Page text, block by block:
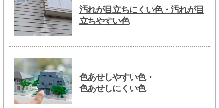
汚れが目立ちにくい色・汚れが目
立ちやすい色
色あせしやすい色・
色あせしにくい色